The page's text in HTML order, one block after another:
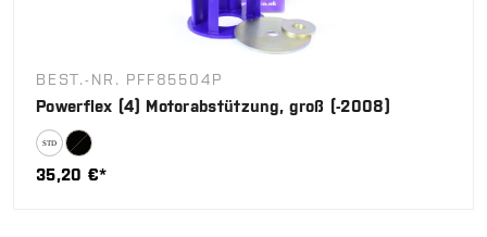
BEST.-NR. PFF85504P
Powerflex (4) Motorabstützung, groß (-2008)
35,20 €*